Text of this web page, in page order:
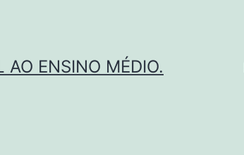
AO ENSINO MÉDIO.